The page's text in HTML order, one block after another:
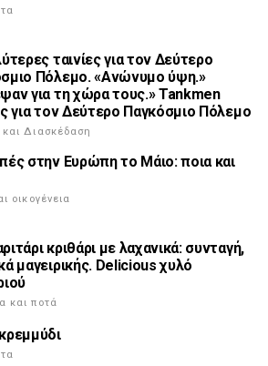
ταινίες για τον Δεύτερο
Πόλεμο. «Ανώνυμο ύψη.»
για τη χώρα τους.» Tankmen
για τον Δεύτερο Παγκόσμιο Πόλεμο
Διασκέδαση
στην Ευρώπη το Μάιο: ποια και
οικογένεια
κριθάρι με λαχανικά: συνταγή,
μαγειρικής. Delicious χυλό
και ποτά